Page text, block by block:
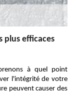
plus efficaces
à quel point
l'intégrité de votre
peuvent causer des